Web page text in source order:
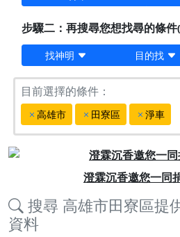
步驟二：再搜尋您想找尋的條件
找神明 目的找
目前選擇的條件：
高雄市 田寮區 淨車
澄霖沉香邀您一同
搜尋 高雄市田寮區提
資料